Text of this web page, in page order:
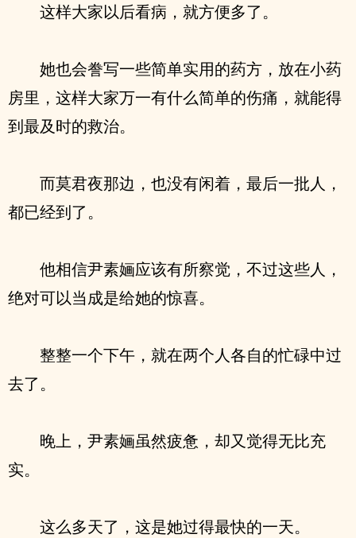
这样大家以后看病，就方便多了。
她也会誊写一些简单实用的药方，放在小药
房里，这样大家万一有什么简单的伤痛，就能得
到最及时的救治。
而莫君夜那边，也没有闲着，最后一批人，
都已经到了。
他相信尹素婳应该有所察觉，不过这些人，
绝对可以当成是给她的惊喜。
整整一个下午，就在两个人各自的忙碌中过
去了。
晚上，尹素婳虽然疲惫，却又觉得无比充
实。
这么多天了，这是她过得最快的一天。